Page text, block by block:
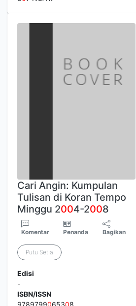
Cari Angin: Kumpulan
Tulisan di Koran Tempo
Minggu 2004-2008
Komentar Penanda Bagikan
Putu Setia
Edisi
-
ISBN/ISSN
9789799065308